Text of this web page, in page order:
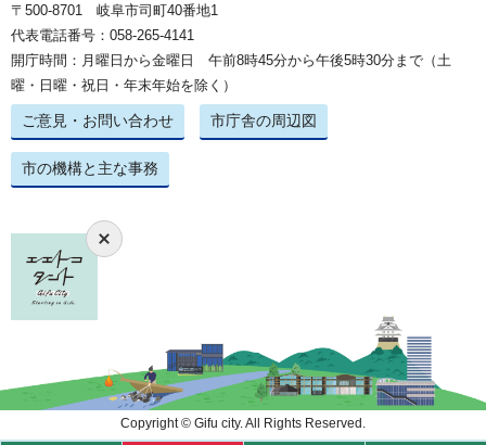
〒500-8701 岐阜市司町40番地1
代表電話番号：058-265-4141
開庁時間：月曜日から金曜日 午前8時45分から午後5時30分まで（土
曜・日曜・祝日・年末年始を除く）
ご意見・お問い合わせ 市庁舎の周辺図
市の機構と主な事務
Copyright © Gifu city. All Rights Reserved.